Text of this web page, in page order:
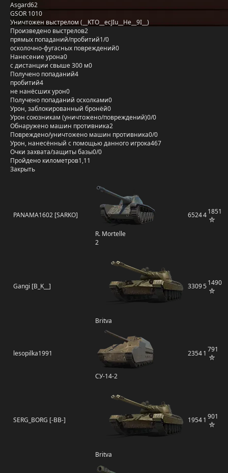
Asgard62
GSOR 1010
Уничтожен выстрелом (__KTO__ecJIu__He__9I__)
Произведено выстрелов2
прямых попаданий/пробитий1/0
осколочно-фугасных повреждений0
Нанесение урона0
с дистанции свыше 300 м0
Получено попаданий4
пробитий4
не нанёсших урон0
Получено попаданий осколками0
Урон, заблокированный бронёй0
Урон союзникам (уничтожено/повреждений)0/0
Обнаружено машин противника2
Повреждено/уничтожено машин противника0/0
Урон, нанесённый с помощью данного игрока467
Очки захвата/защиты базы0/0
Пройдено километров1,11
Закрыть
PANAMA1602 [SARKO]
R. Mortelle
2
652441851
Gangi [B_K__]
Britva
330951490
lesopilka1991
СУ-14-2
23541 791
SERG_BORG [-BB-]
Britva
19541 901